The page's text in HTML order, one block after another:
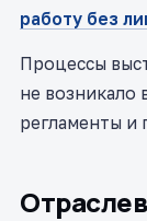
работу без
Процессы
не возникало
регламенты и